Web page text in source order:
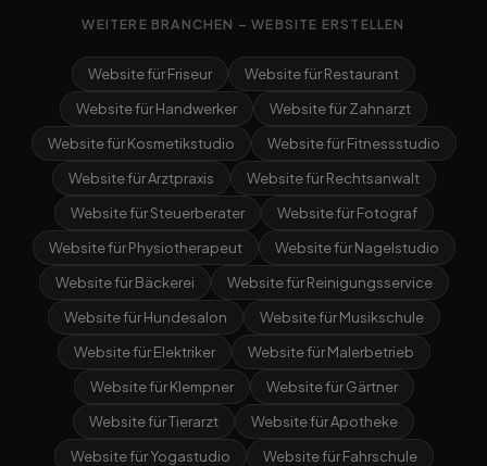
WEITERE BRANCHEN – WEBSITE ERSTELLEN
Website für Friseur
Website für Restaurant
Website für Handwerker
Website für Zahnarzt
Website für Kosmetikstudio
Website für Fitnessstudio
Website für Arztpraxis
Website für Rechtsanwalt
Website für Steuerberater
Website für Fotograf
Website für Physiotherapeut
Website für Nagelstudio
Website für Bäckerei
Website für Reinigungsservice
Website für Hundesalon
Website für Musikschule
Website für Elektriker
Website für Malerbetrieb
Website für Klempner
Website für Gärtner
Website für Tierarzt
Website für Apotheke
Website für Yogastudio
Website für Fahrschule